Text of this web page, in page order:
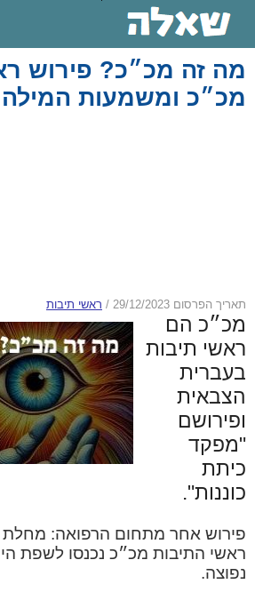
מה זה מכ״כ? פירוש
מכ״כ ומשמעות
תאריך הפרסום 29/12/2023 / ראשי תיבות
מכ״כ הם
ראשי תיבות
בעברית
הצבאית
ופירושם
"מפקד
כיתת
כוננות".
פירוש אחר מתחום הרפואה: מחלת
ראשי התיבות מכ״כ נכנסו לשפת
נפוצה.